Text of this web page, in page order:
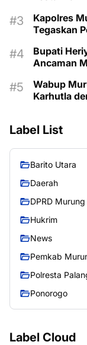
Kapolres
Tegaskan
Bupati
Ancaman
Wabup
Karhutla
Label List
Barito Utara
Daerah
DPRD Murung
Hukrim
News
Pemkab
Polresta
Ponorogo
Label Cloud